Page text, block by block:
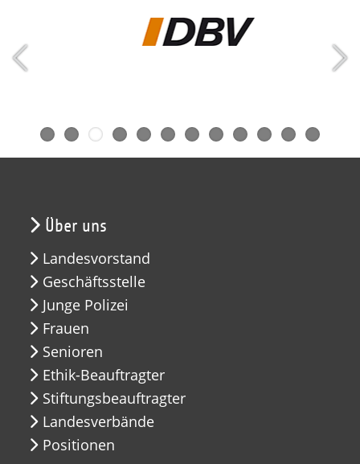
Über uns
Landesvorstand
Geschäftsstelle
Junge Polizei
Frauen
Senioren
Ethik-Beauftragter
Stiftungsbeauftragter
Landesverbände
Positionen